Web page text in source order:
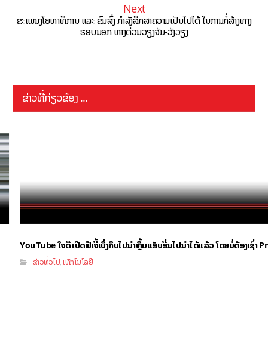
Next
ຂະແໜງໂຍທາທິການ ແລະ ຂົນສົ່ງ ກຳລັງສຶກສາຄວາມເປັນໄປໄດ້ ໃນການກໍ່ສ້າງທາງ
ຮອບນອກ ທາງດ່ວນວຽງຈັນ-ວັງວຽງ
ຂ່າວທີ່ກ່ຽວຂ້ອງ ...
YouTube ໃຈດີ ເປີດຟີເຈີ້ເບິ່ງຄິບໄປນຳຫຼິ້ນແອັບອື່ນໄປນຳໄດ້ແລ້ວ ໂດຍບໍ່ຕ້ອງເຊົ່າ
ຂ່າວທົ່ວໄປ ,ເທັກໂນໂລຢີ